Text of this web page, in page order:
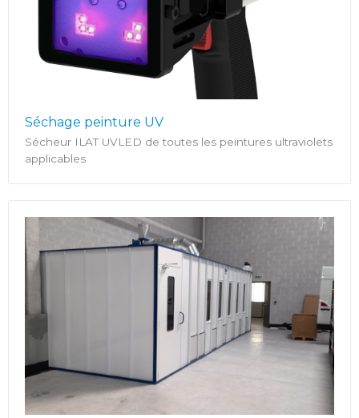
Séchage peinture UV
Sécheur ILAT UVLED de toutes les peintures ultraviolets
applicables